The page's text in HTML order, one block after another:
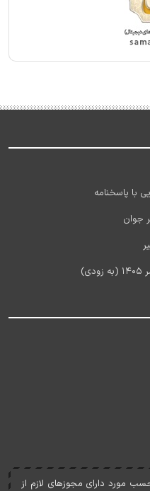
با پاسخنامه
جوان
مورد دارای مجوزهای لازم از